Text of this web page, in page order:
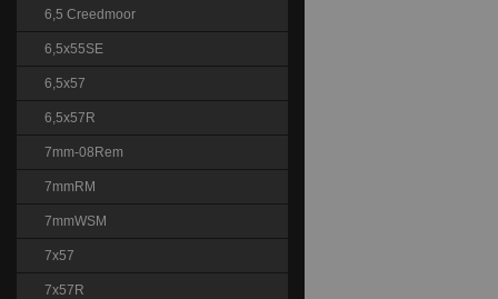
6,5 Creedmoor
6,5x55SE
6,5x57
6,5x57R
7mm-08Rem
7mmRM
7mmWSM
7x57
7x57R